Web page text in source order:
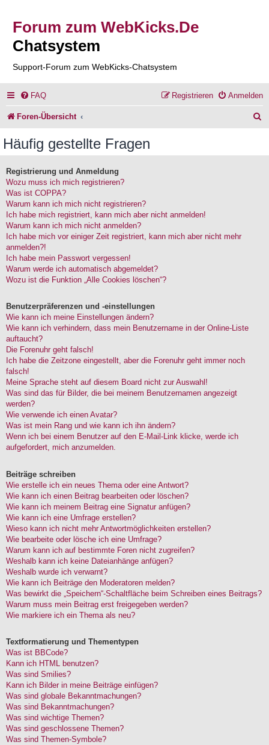
Forum zum WebKicks.De
Chatsystem
Support-Forum zum WebKicks-Chatsystem
FAQ Anmelden
Registrieren
Foren-Übersicht
Häufig gestellte Fragen
Registrierung und Anmeldung
Wozu muss ich mich registrieren?
Was ist COPPA?
Warum kann ich mich nicht registrieren?
Ich habe mich registriert, kann mich aber nicht anmelden!
Warum kann ich mich nicht anmelden?
Ich habe mich vor einiger Zeit registriert, kann mich aber nicht mehr
anmelden?!
Ich habe mein Passwort vergessen!
Warum werde ich automatisch abgemeldet?
Wozu ist die Funktion „Alle Cookies löschen“?
Benutzerpräferenzen und -einstellungen
Wie kann ich meine Einstellungen ändern?
Wie kann ich verhindern, dass mein Benutzername in der Online-Liste
auftaucht?
Die Forenuhr geht falsch!
Ich habe die Zeitzone eingestellt, aber die Forenuhr geht immer noch
falsch!
Meine Sprache steht auf diesem Board nicht zur Auswahl!
Was sind das für Bilder, die bei meinem Benutzernamen angezeigt
werden?
Wie verwende ich einen Avatar?
Was ist mein Rang und wie kann ich ihn ändern?
Wenn ich bei einem Benutzer auf den E-Mail-Link klicke, werde ich
aufgefordert, mich anzumelden.
Beiträge schreiben
Wie erstelle ich ein neues Thema oder eine Antwort?
Wie kann ich einen Beitrag bearbeiten oder löschen?
Wie kann ich meinem Beitrag eine Signatur anfügen?
Wie kann ich eine Umfrage erstellen?
Wieso kann ich nicht mehr Antwortmöglichkeiten erstellen?
Wie bearbeite oder lösche ich eine Umfrage?
Warum kann ich auf bestimmte Foren nicht zugreifen?
Weshalb kann ich keine Dateianhänge anfügen?
Weshalb wurde ich verwarnt?
Wie kann ich Beiträge den Moderatoren melden?
Was bewirkt die „Speichern“-Schaltfläche beim Schreiben eines Beitrags?
Warum muss mein Beitrag erst freigegeben werden?
Wie markiere ich ein Thema als neu?
Textformatierung und Thementypen
Was ist BBCode?
Kann ich HTML benutzen?
Was sind Smilies?
Kann ich Bilder in meine Beiträge einfügen?
Was sind globale Bekanntmachungen?
Was sind Bekanntmachungen?
Was sind wichtige Themen?
Was sind geschlossene Themen?
Was sind Themen-Symbole?